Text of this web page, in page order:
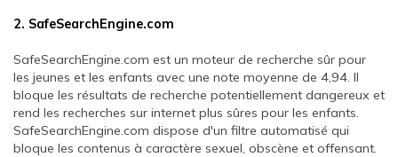
2. SafeSearchEngine.com
SafeSearchEngine.com est un moteur de recherche sûr pour
les jeunes et les enfants avec une note moyenne de 4,94. Il
bloque les résultats de recherche potentiellement dangereux et
rend les recherches sur internet plus sûres pour les enfants.
SafeSearchEngine.com dispose d'un filtre automatisé qui
bloque les contenus à caractère sexuel, obscène et offensant.